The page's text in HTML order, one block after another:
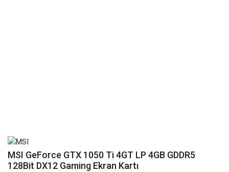
MSI GeForce GTX 1050 Ti 4GT LP 4GB GDDR5
128Bit DX12 Gaming Ekran Kartı